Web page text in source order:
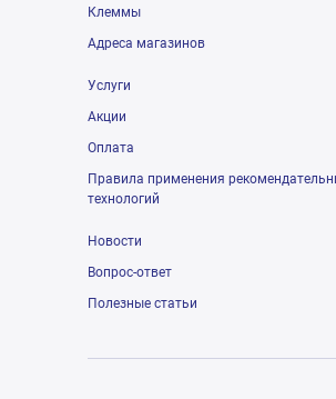
Клеммы
Адреса магазинов
Услуги
Акции
Оплата
Правила применения
технологий
Новости
Вопрос-ответ
Полезные статьи